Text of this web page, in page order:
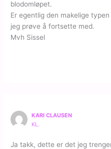
blodomløpet.
Er egentlig den makelige
jeg prøve å fortsette med.
Mvh Sissel
KARI CLAUSEN
KL.
Ja takk, dette er det jeg